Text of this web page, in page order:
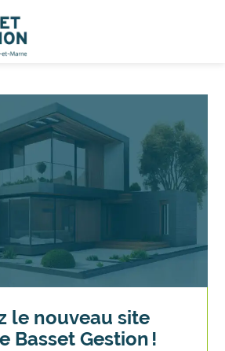
le nouveau site
Basset Gestion !